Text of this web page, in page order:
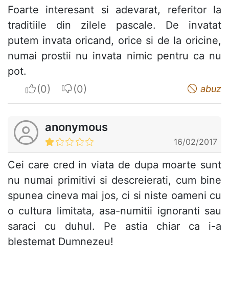
Foarte interesant si adevarat, referitor la
traditiile din zilele pascale. De invatat
putem invata oricand, orice si de la oricine,
numai prostii nu invata nimic pentru ca nu
pot.
I apreciateI do not appreciate abuz
anonymous
16/02/2017
Cei care cred in viata de dupa moarte sunt
nu numai primitivi si descreierati, cum bine
spunea cineva mai jos, ci si niste oameni cu
o cultura limitata, asa-numitii ignoranti sau
saraci cu duhul. Pe astia chiar ca i-a
blestemat Dumnezeu!